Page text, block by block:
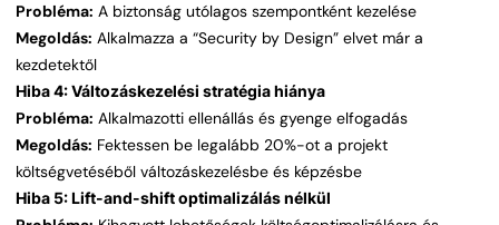
Probléma: A biztonság utólagos szempontként kezelése
Megoldás: Alkalmazza a “Security by Design” elvet már a
kezdetektől
Hiba 4: Változáskezelési stratégia hiánya
Probléma: Alkalmazotti ellenállás és gyenge elfogadás
Megoldás: Fektessen be legalább 20%-ot a projekt
költségvetéséből változáskezelésbe és képzésbe
Hiba 5: Lift-and-shift optimalizálás nélkül